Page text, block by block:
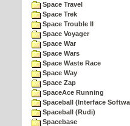
Space Travel
Space Trek
Space Trouble II
Space Voyager
Space War
Space Wars
Space Waste Race
Space Way
Space Zap
SpaceAce Running
Spaceball (Interface
Spaceball (Rudi)
Spacebase